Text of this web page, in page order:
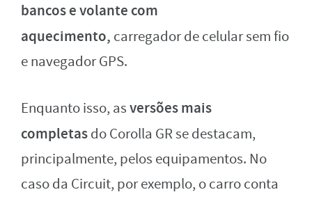
bancos e volante com
aquecimento, carregador de celular sem fio
e navegador GPS.
Enquanto isso, asversões mais
completasdo Corolla GR se destacam,
principalmente, pelos equipamentos. No
caso da Circuit, por exemplo, o carro conta